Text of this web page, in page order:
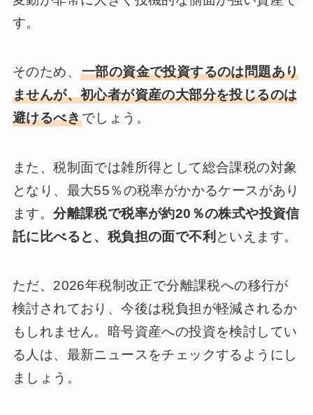
す。
そのため、 一部の資金で投資するのは問題あり
ませんが、初心者が資産の大部分を投じるのは
避けるべきでしょう。
また、税制面では雑所得として総合課税の対象
となり、最大55％の税率がかかるケースがあり
ます。分離課税で税率が約20％の株式や投資信
託に比べると、税負担の面で不利 といえます。
ただ、2026年税制改正で分離課税への移行が
検討されており、今後は税負担が軽減されるか
もしれません。暗号資産への投資を検討してい
る人は、最新ニュースをチェックするようにし
ましょう。